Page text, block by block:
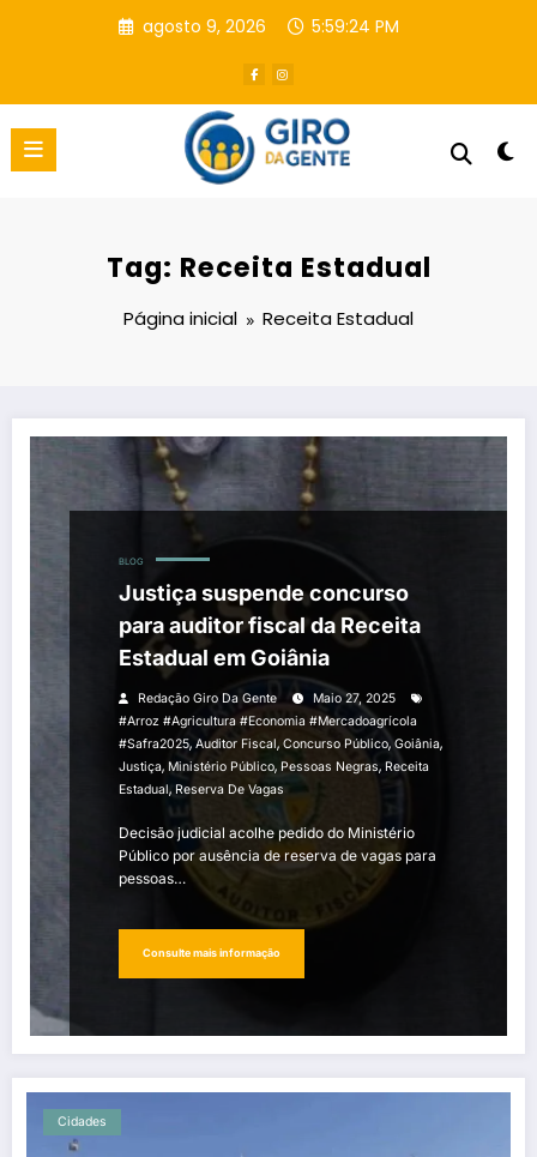
agosto 9, 2026 5:59:24 PM
Tag: Receita Estadual
Página inicial Receita Estadual
BLOG
Justiça suspende concurso
para auditor fiscal da Receita
Estadual em Goiânia
Redação Giro Da Gente
Maio 27, 2025
#arroz #agricultura #economia #mercadoagrícola
#safra2025, Auditor Fiscal, Concurso Público,Goiânia,
Justiça, Ministério Público, Pessoas Negras, Receita
Estadual, Reserva De Vagas
Decisão judicial acolhe pedido do Ministério
Público por ausência de reserva de vagas para
pessoas…
Consulte mais informação
Cidades